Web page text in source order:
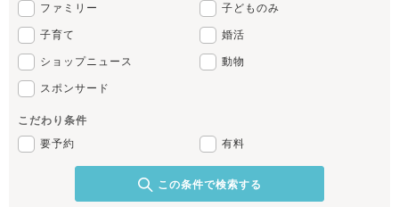
ファミリー 子どものみ
子育て 婚活
ショップニュース 動物
スポンサード
こだわり条件
要予約
有料
この条件で検索する